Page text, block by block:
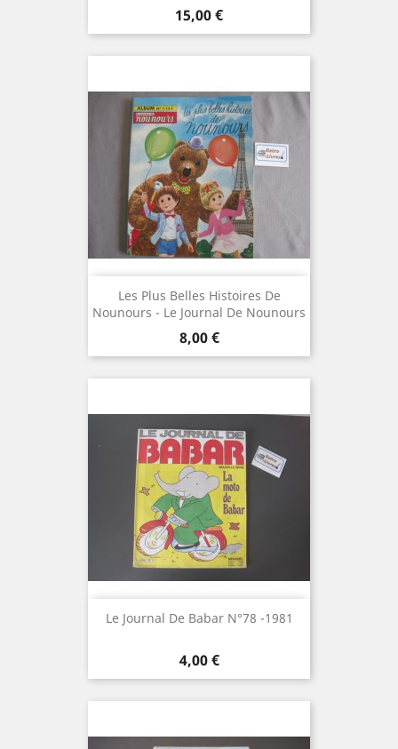
Prix
15,00 €
Les Plus Belles Histoires De
Nounours - Le Journal De Nounours
Prix
8,00 €
Le Journal De Babar N°78 -1981
Prix
4,00 €